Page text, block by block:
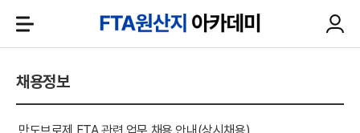
채용정보